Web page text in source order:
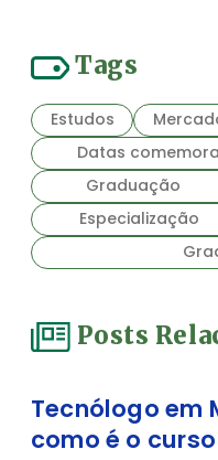
Tags
Estudos
Datas
Graduação
Especialização
Posts
Tecnólogo em
como é o curso